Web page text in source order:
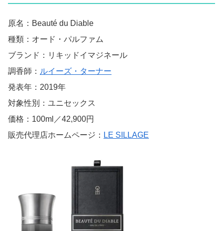
原名：Beauté du Diable
種類：オード・パルファム
ブランド：リキッドイマジネール
調香師： ルイーズ・ターナー
発表年：2019年
対象性別：ユニセックス
価格：100ml／42,900円
販売代理店ホームページ： LE SILLAGE